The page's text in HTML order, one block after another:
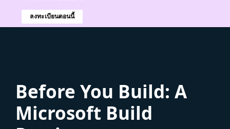
ลงทะเบียนตอนนี้
Before You Build: A
Microsoft Build